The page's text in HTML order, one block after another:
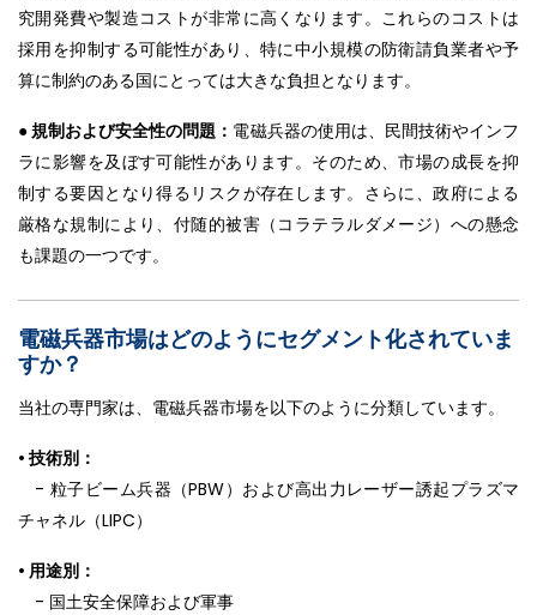
究開発費や製造コストが非常に高くなります。これらのコストは
採用を抑制する可能性があり、特に中小規模の防衛請負業者や予
算に制約のある国にとっては大きな負担となります。
● 規制および安全性の問題： 電磁兵器の使用は、民間技術やインフ
ラに影響を及ぼす可能性があります。そのため、市場の成長を抑
制する要因となり得るリスクが存在します。さらに、政府による
厳格な規制により、付随的被害（コラテラルダメージ）への懸念
も課題の一つです。
電磁兵器市場はどのようにセグメント化されていま
すか？
当社の専門家は、電磁兵器市場を以下のように分類しています。
• 技術別：
- 粒子ビーム兵器（PBW）および高出力レーザー誘起プラズマ
チャネル（LIPC）
• 用途別：
- 国土安全保障および軍事